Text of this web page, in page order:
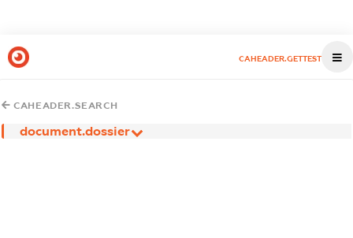
CAHEADER.GETTEST
CAHEADER.SEARCH
document.dossier